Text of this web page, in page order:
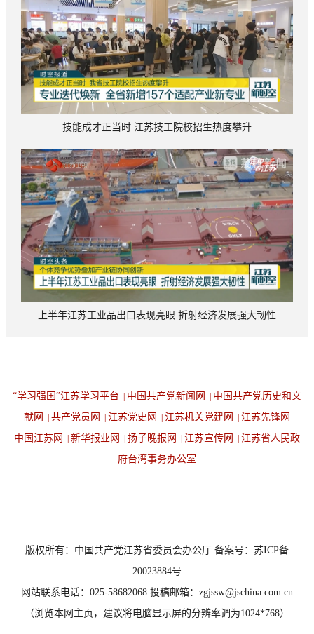
技能成才正当时 江苏技工院校招生热度攀升
上半年江苏工业品出口表现亮眼 折射经济发展强大韧性
“学习强国”江苏学习平台 中国共产党新闻网
中国共产党历史和文
献网
共产党员网 江苏党史网 江苏机关党建网
江苏先锋网
中国江苏网
新华报业网 扬子晚报网 江苏宣传网
江苏省人民政
府台湾事务办公室
版权所有：中国共产党江苏省委员会办公厅 备案号：苏ICP备
20023884号
网站联系电话：025-58682068 投稿邮箱：zgjssw@jschina.com.cn
（浏览本网主页，建议将电脑显示屏的分辨率调为1024*768）